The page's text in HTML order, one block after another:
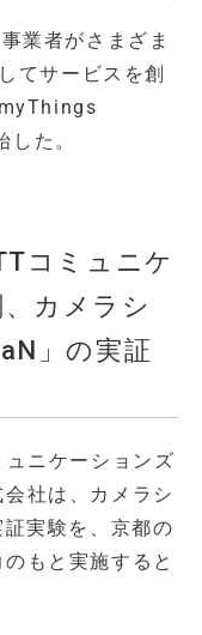
業者がさまざま
てサービスを創
た。
コミュニケ
カメラシ
」の実証
ニケーションズ
社は、カメラシ
実験を、京都の
もと実施すると